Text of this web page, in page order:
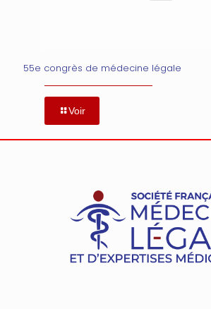
55e congrès de médecine légale
Voir